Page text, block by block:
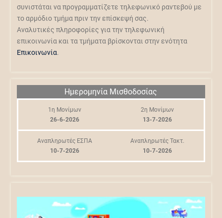
συνιστάται να προγραμματίζετε τηλεφωνικό ραντεβού με
το αρμόδιο τμήμα πριν την επίσκεψή σας.
Αναλυτικές πληροφορίες για την τηλεφωνική
επικοινωνία και τα τμήματα βρίσκονται στην ενότητα
Επικοινωνία.
Ημερομηνία Μισθοδοσίας
1η Μονίμων
26-6-2026
2η Μονίμων
13-7-2026
Αναπληρωτές ΕΣΠΑ
10-7-2026
Αναπληρωτές Τακτ.
10-7-2026